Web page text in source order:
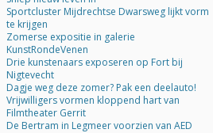
Sportcluster Mijdrechtse Dwarsweg lijkt vorm
te krijgen
Zomerse expositie in galerie
KunstRondeVenen
Drie kunstenaars exposeren op Fort bij
Nigtevecht
Dagje weg deze zomer? Pak een deelauto!
Vrijwilligers vormen kloppend hart van
Filmtheater Gerrit
De Bertram in Legmeer voorzien van AED